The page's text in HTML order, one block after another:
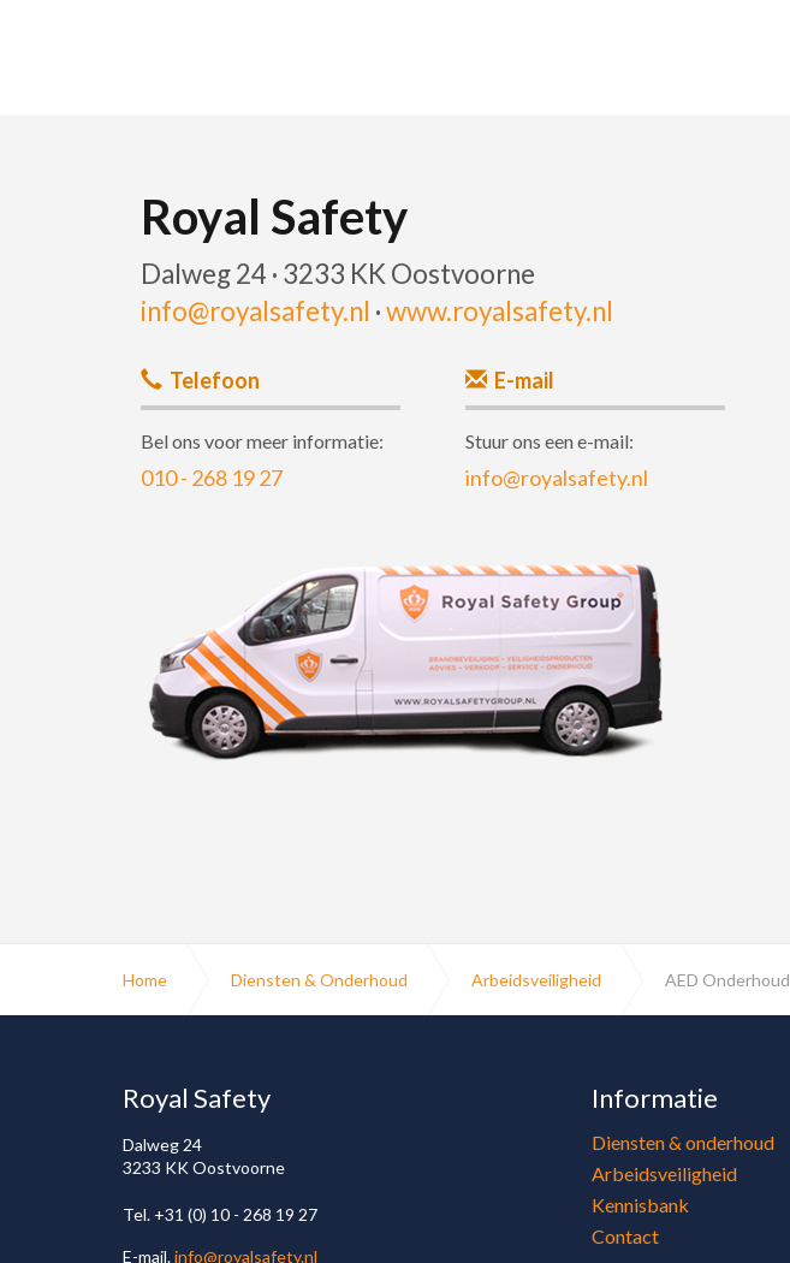
Royal Safety
Dalweg 24 · 3233 KK Oostvoorne
info@royalsafety.nl ·www.royalsafety.nl
Telefoon
Bel ons voor meer informatie:
010 - 268 19 27
E-mail
Stuur ons een e-mail:
info@royalsafety.nl
Home Diensten & Onderhoud Arbeidsveiligheid AED Onderhoud
Royal Safety
Dalweg 24
3233 KK Oostvoorne
Tel. +31 (0) 10 - 268 19 27
E-mail.info@royalsafety.nl
Informatie
Diensten & onderhoud
Arbeidsveiligheid
Kennisbank
Contact